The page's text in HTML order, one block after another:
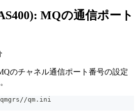
MQの通信ポート
のチャネル通信ポート番号の設定
qmgrs//qm.ini